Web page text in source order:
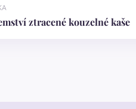
ztracené kouzelné kaše